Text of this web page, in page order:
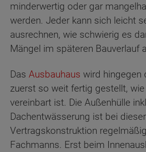
minderwertig oder gar
werden. Jeder kann sich leicht
ausrechnen, wie schwierig es
Mängel im späteren Bauverlauf
Das Ausbauhaus wird hingegen
zuerst so weit fertig gestellt,
vereinbart ist. Die Außenhülle
Dachentwässerung ist bei dieser
Vertragskonstruktion
Fachmanns. Erst beim